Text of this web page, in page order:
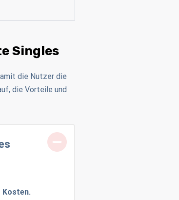
Singles
die Nutzer die
die Vorteile und
Kosten.